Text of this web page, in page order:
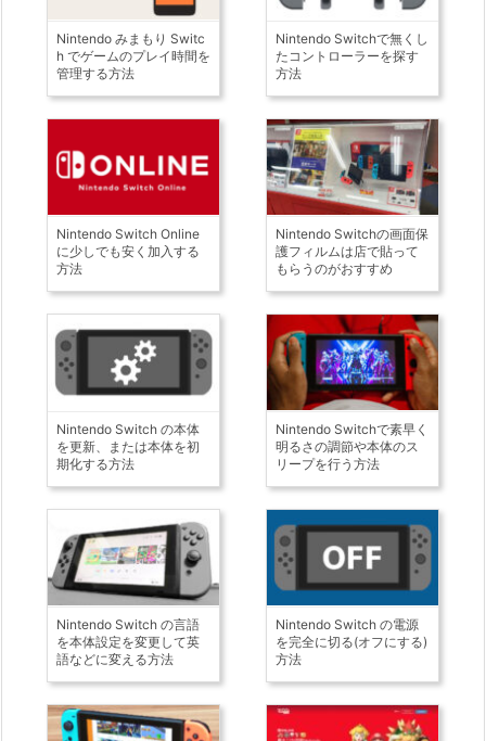
Nintendo みまもり Switc
h でゲームのプレイ時間を
管理する方法
Nintendo Switchで無くし
たコントローラーを探す
方法
Nintendo Switch Online
に少しでも安く加入する
方法
Nintendo Switchの画面保
護フィルムは店で貼って
もらうのがおすすめ
Nintendo Switch の本体
を更新、または本体を初
期化する方法
Nintendo Switchで素早く
明るさの調節や本体のス
リープを行う方法
Nintendo Switch の言語
を本体設定を変更して英
語などに変える方法
Nintendo Switch の電源
を完全に切る(オフにする)
方法